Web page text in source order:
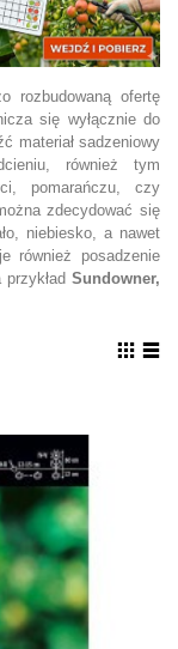
rozbudowaną ofertę
się wyłącznie do
materiał sadzeniowy
również tym
pomarańczu, czy
zdecydować się
niebiesko, a nawet
również posadzenie
Sundowner,